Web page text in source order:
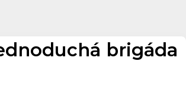
brigáda